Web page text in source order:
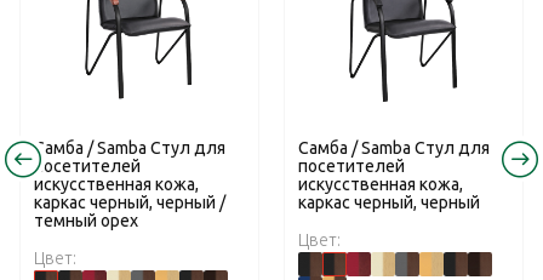
Самба / Samba Стул для
посетителей
искусственная кожа,
каркас черный, черный /
темный орех
Цвет:
Самба / Samba Стул для
посетителей
искусственная кожа,
каркас черный, черный
Цвет: